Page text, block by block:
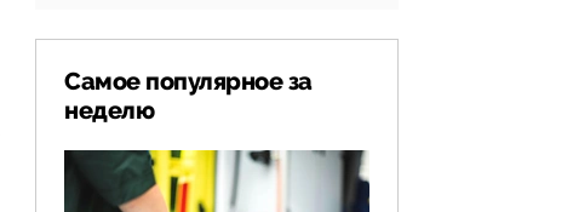
Самое популярное за
неделю